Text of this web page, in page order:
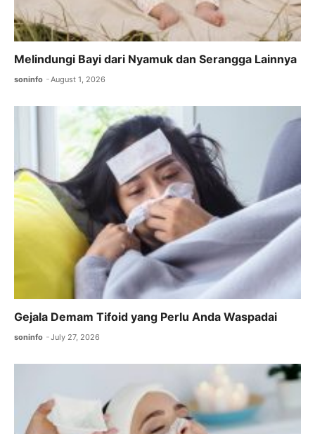
Melindungi Bayi dari Nyamuk dan Serangga Lainnya
soninfo August 1, 2026
Gejala Demam Tifoid yang Perlu Anda Waspadai
soninfo July 27, 2026